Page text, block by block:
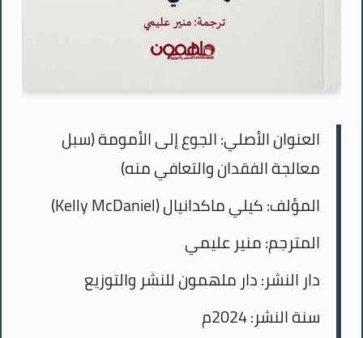
العنوان الأصلي:الجوع إلى الأمومة (سبل
معالجة الفقدان والتعافي منه)
المؤلف:كيلي ماكدانيال (Kelly McDaniel)
المترجم:منير عليمي
دار النشر:دار ملهمون للنشر والتوزيع
سنة النشر: